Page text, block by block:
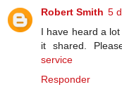
Robert Smith 5
I have heard a
it shared.
service
Responder